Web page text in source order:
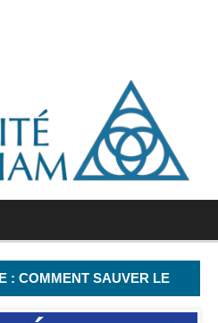
: COMMENT SAUVER LE